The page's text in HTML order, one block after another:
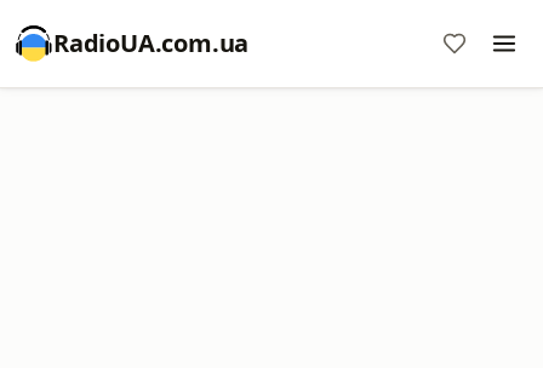
RadioUA.com.ua